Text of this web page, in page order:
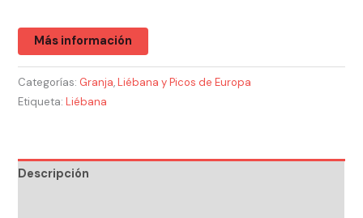
Más información
Categorías: Granja,Liébana y Picos de Europa
Etiqueta:Liébana
Descripción